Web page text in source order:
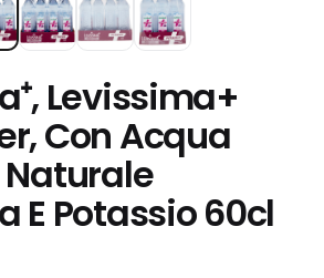
Levissima+
Con Acqua
E Potassio 60cl